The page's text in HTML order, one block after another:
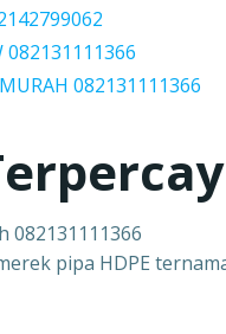
082131111366
082131111366
pipa HDPE